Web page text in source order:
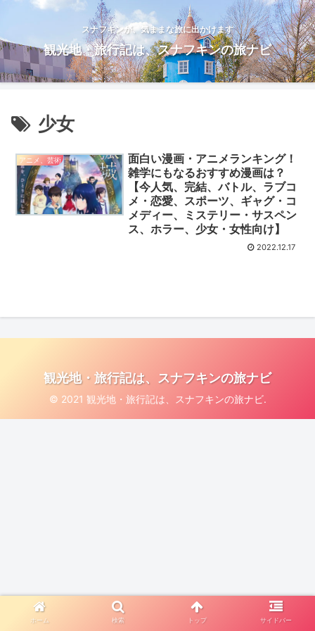
スナフキンが、気ままな旅に出かけます
観光地・旅行記は、スナフキンの旅ナビ
少女
アニメ、芸術
面白い漫画・アニメランキング！
雑学にもなるおすすめ漫画は？
【今人気、完結、バトル、ラブコ
メ・恋愛、スポーツ、ギャグ・コ
メディー、ミステリー・サスペン
ス、ホラー、少女・女性向け】
2022.12.17
観光地・旅行記は、スナフキンの旅ナビ
© 2021 観光地・旅行記は、スナフキンの旅ナビ.
ホーム 検索 トップ サイドバー